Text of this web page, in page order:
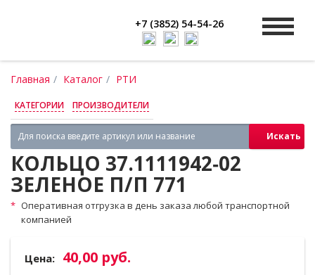
+7 (3852) 54-54-26
Главная Каталог РТИ
КАТЕГОРИИ ПРОИЗВОДИТЕЛИ
Искать
КОЛЬЦО 37.1111942‑02
ЗЕЛЕНОЕ П/П 771
Оперативная отгрузка в день заказа любой транспортной
компанией
Цена: 40,00 руб.